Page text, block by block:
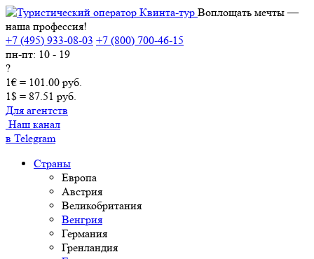
Воплощать мечты —
наша профессия!
+7 (495) 933-08-03 +7 (800) 700-46-15
пн-пт: 10 - 19
?
1€ = 101.00 руб.
1$ = 87.51 руб.
Для агентств
Наш канал
в Telegram
Страны
Европа
Австрия
Великобритания
Венгрия
Германия
Гренландия